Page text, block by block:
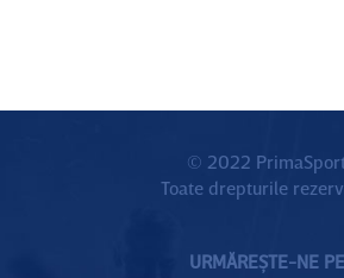
© 2022
Toate drepturile
URMĂREȘTE-NE PE